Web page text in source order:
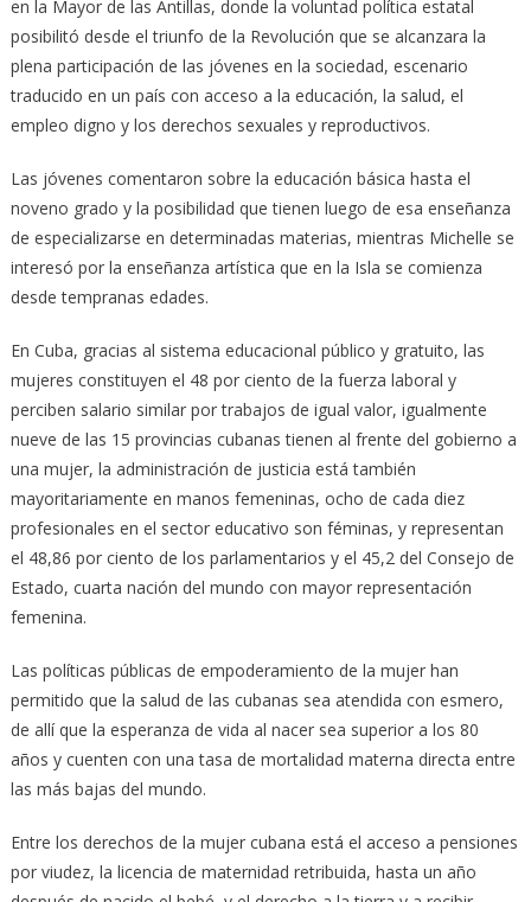
en la Mayor de las Antillas, donde la voluntad política estatal
posibilitó desde el triunfo de la Revolución que se alcanzara la
plena participación de las jóvenes en la sociedad, escenario
traducido en un país con acceso a la educación, la salud, el
empleo digno y los derechos sexuales y reproductivos.
Las jóvenes comentaron sobre la educación básica hasta el
noveno grado y la posibilidad que tienen luego de esa enseñanza
de especializarse en determinadas materias, mientras Michelle se
interesó por la enseñanza artística que en la Isla se comienza
desde tempranas edades.
En Cuba, gracias al sistema educacional público y gratuito, las
mujeres constituyen el 48 por ciento de la fuerza laboral y
perciben salario similar por trabajos de igual valor, igualmente
nueve de las 15 provincias cubanas tienen al frente del gobierno a
una mujer, la administración de justicia está también
mayoritariamente en manos femeninas, ocho de cada diez
profesionales en el sector educativo son féminas, y representan
el 48,86 por ciento de los parlamentarios y el 45,2 del Consejo de
Estado, cuarta nación del mundo con mayor representación
femenina.
Las políticas públicas de empoderamiento de la mujer han
permitido que la salud de las cubanas sea atendida con esmero,
de allí que la esperanza de vida al nacer sea superior a los 80
años y cuenten con una tasa de mortalidad materna directa entre
las más bajas del mundo.
Entre los derechos de la mujer cubana está el acceso a pensiones
por viudez, la licencia de maternidad retribuida, hasta un año